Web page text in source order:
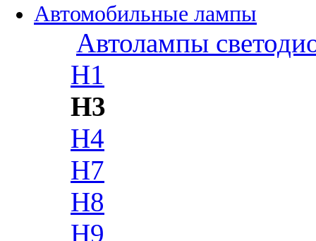
Автомобильные лампы
Автолампы
H1
H3
H4
H7
H8
H9